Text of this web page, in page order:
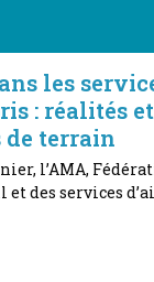
les
: réalités
terrain
l’AMA,
et des services